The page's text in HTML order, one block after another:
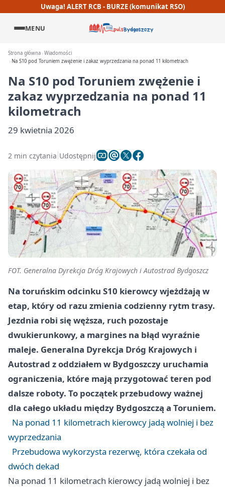
Uwaga! ALERT RCB - BURZE (komunikat RSO)
MENU
Strona główna Wiadomości
Na S10 pod Toruniem zwężenie i zakaz wyprzedzania na ponad 11 kilometrach
Na S10 pod Toruniem zwężenie i
zakaz wyprzedzania na ponad 11
kilometrach
29 kwietnia 2026
2 min czytania Udostępnij
FOT. Generalna Dyrekcja Dróg Krajowych i Autostrad Bydgoszcz
Na toruńskim odcinku S10 kierowcy wjeżdżają w
etap, który od razu zmienia codzienny rytm trasy.
Jezdnia robi się węższa, ruch pozostaje
dwukierunkowy, a margines na błąd wyraźnie
maleje. Generalna Dyrekcja Dróg Krajowych i
Autostrad z oddziałem w Bydgoszczy uruchamia
ograniczenia, które mają przygotować teren pod
dalsze roboty. To początek przebudowy ważnej
dla całego układu między Bydgoszczą a Toruniem.
Na ponad 11 kilometrach kierowcy jadą wolniej i bez
wyprzedzania
Przebudowa wykorzysta rezerwę, która czekała od
dwóch dekad
Na ponad 11 kilometrach kierowcy jadą wolniej i bez